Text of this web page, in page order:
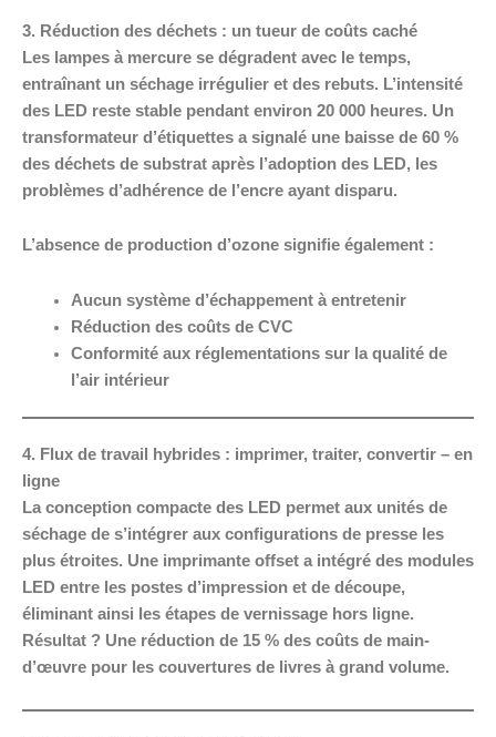
3. Réduction des déchets : un tueur de coûts caché
Les lampes à mercure se dégradent avec le temps,
entraînant un séchage irrégulier et des rebuts. L’intensité
des LED reste stable pendant environ 20 000 heures. Un
transformateur d’étiquettes a signalé une baisse de 60 %
des déchets de substrat après l’adoption des LED, les
problèmes d’adhérence de l’encre ayant disparu.
L’absence de production d’ozone signifie également :
Aucun système d’échappement à entretenir
Réduction des coûts de CVC
Conformité aux réglementations sur la qualité de
l’air intérieur
4. Flux de travail hybrides : imprimer, traiter, convertir – en
ligne
La conception compacte des LED permet aux unités de
séchage de s’intégrer aux configurations de presse les
plus étroites. Une imprimante offset a intégré des modules
LED entre les postes d’impression et de découpe,
éliminant ainsi les étapes de vernissage hors ligne.
Résultat ? Une réduction de 15 % des coûts de main-
d’œuvre pour les couvertures de livres à grand volume.